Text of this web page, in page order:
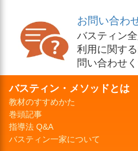
お問い合わ
バスティン
利用に関す
問い合わせく
バスティン・メソッドとは
教材のすすめかた
巻頭記事
指導法 Q&A
バスティン一家について